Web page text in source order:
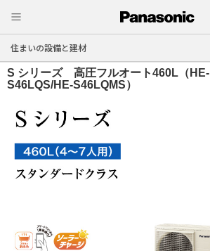
住まいの設備と建材
S シリーズ 高圧フルオート460L（HE-
S46LQS/HE-S46LQMS）